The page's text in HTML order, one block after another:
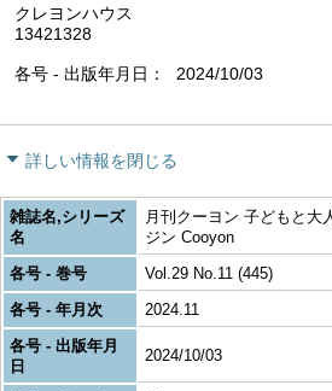
クレヨンハウス
13421328
各号 - 出版年月日 2024/10/03
詳しい情報を閉じる
雑誌名,シリーズ
名
月刊クーヨン 子どもと大
ジン Cooyon
各号 - 巻号
Vol.29 No.11 (445)
各号 - 年月次
2024.11
各号 - 出版年月
日
2024/10/03